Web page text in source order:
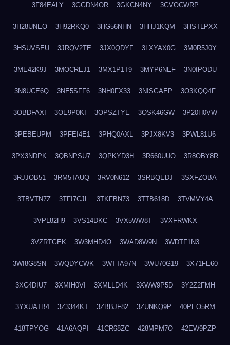
3F84EALY 3GGDN4OR 3GKCN4NY 3GVOCWRP
3H28UNEO 3H92RKQ0 3HG56NHN 3HHJ1KQM 3HSTLPXX
3HSUVSEU 3JRQV2TE 3JX0QDYF 3LXYAX0G 3M0R5J0Y
3ME42K9J 3MOCREJ1 3MX1P1T9 3MYP6NEF 3N0IPODU
3N8UCE6Q 3NE5SFF6 3NH0FX33 3NISGAEP 3O3KQQ4F
3OBDFAXI 3OE9P0KI 3OPSZTYE 3OSK46GW 3P20H0VW
3PEBEUPM 3PFEI4E1 3PHQ0AXL 3PJX8KV3 3PWL81U6
3PX3NDPK 3QBNPSU7 3QPKYD3H 3R660UUO 3R8OBY8R
3RJJOB51 3RM5TAUQ 3RV0N612 3SRBQEDJ 3SXFZOBA
3TBVTN7Z 3TFI7CJL 3TKFBN73 3TTB618D 3TVMVY4A
3VPL82H9 3VS14DKC 3VX5WW8T 3VXFRWKX
3VZRTGEK 3W3MHD4O 3WAD8W9N 3WDTF1N3
3WI8G8SN 3WQDYCWK 3WTTA97N 3WU70G19 3X71FE60
3XC4DIU7 3XMIH0VI 3XMLLD4K 3XWW9P5D 3Y2Z2FMH
3YXUATB4 3Z3344KT 3ZBBJF82 3ZUNKQ9P 40PEO5RM
418TPYOG 41A6AQPI 41CR68ZC 428MPM7O 42EW9PZP